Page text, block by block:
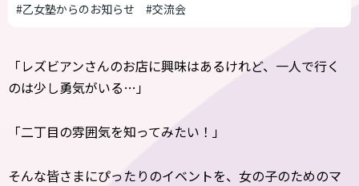
#乙女塾からのお知らせ #交流会
「レズビアンさんのお店に興味はあるけれど、一人で行く
のは少し勇気がいる…」
「二丁目の雰囲気を知ってみたい！」
そんな皆さまにぴったりのイベントを、女の子のためのマ